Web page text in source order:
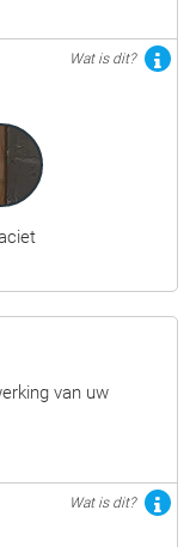
Wat is dit?
van uw
Wat is dit?